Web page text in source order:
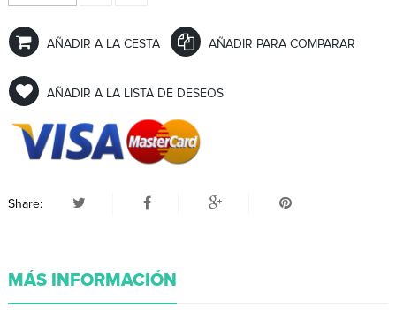
AÑADIR A LA CESTA AÑADIR PARA COMPARAR
AÑADIR A LA LISTA DE DESEOS
Share:
MÁS INFORMACIÓN